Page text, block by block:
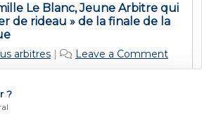
Le Blanc, Jeune Arbitre qui
de rideau » de la finale de la
arbitres | Leave a Comment
Maillot de La Poste qui
avril, avant la finale de la
?